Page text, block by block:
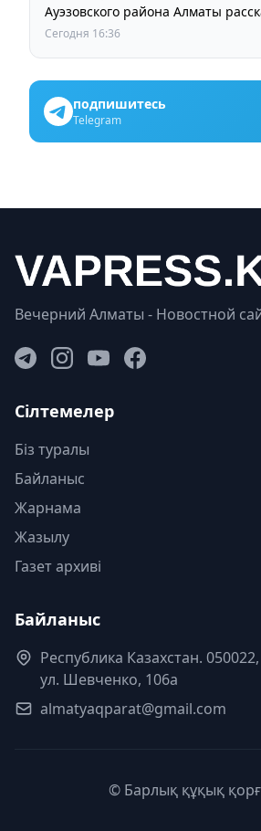
Ауэзовского района Алматы
ждут от выборов депутатов
Сегодня 16:36
подпишитесь
Telegram
Вечерний Алматы - Новостной
Сілтемелер
Біз туралы
Байланыс
Жарнама
Жазылу
Газет архиві
Байланыс
Республика Казахстан.
ул. Шевченко, 106а
almatyaqparat@gmail.com
© Барлық құқық